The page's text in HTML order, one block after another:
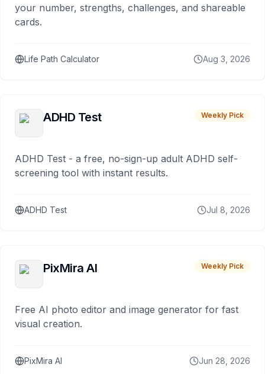
your number, strengths, challenges, and shareable
cards.
Life Path Calculator Aug 3, 2026
ADHD Test Weekly Pick
ADHD Test - a free, no-sign-up adult ADHD self-
screening tool with instant results.
ADHD Test Jul 8, 2026
PixMira AI Weekly Pick
Free AI photo editor and image generator for fast
visual creation.
PixMira AI Jun 28, 2026